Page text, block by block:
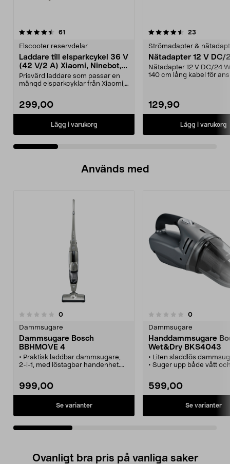
61
Elscooter reservdelar
Laddare till elsparkcykel 36 V
(42 V/2 A) Xiaomi, Ninebot,
E-Way m.fl.
Prisvärd laddare som passar en
mängd elsparkcyklar från Xiaomi,
299,00
Lägg i varukorg
4.5 av 5 stjärnor 23
Strömadapter &
Nätadapter 12 V DC/
Nätadapter 12 V DC/24
140 cm lång kabel för
129,90
Lägg i varukorg
4.5 av 5 stjärnor
Används med
0recensioner
Dammsugare
Dammsugare Bosch
BBHMOVE 4
• Praktisk laddbar dammsugare,
2-i-1, med löstagbar handenhet.
utan hållare eller laddstation.
• Viks lätt ihop för att spara plats.
• 36 min drifttid.
999,00
Se varianter
0.0 av 5 stjärnor 0recensioner
Dammsugare
Handdammsugare
Wet&Dry BKS4043
• Liten sladdlös
• Suger upp både vått
599,00
Se varianter
0.0 av 5 stjärnor
Ovanligt bra pris på vanliga saker